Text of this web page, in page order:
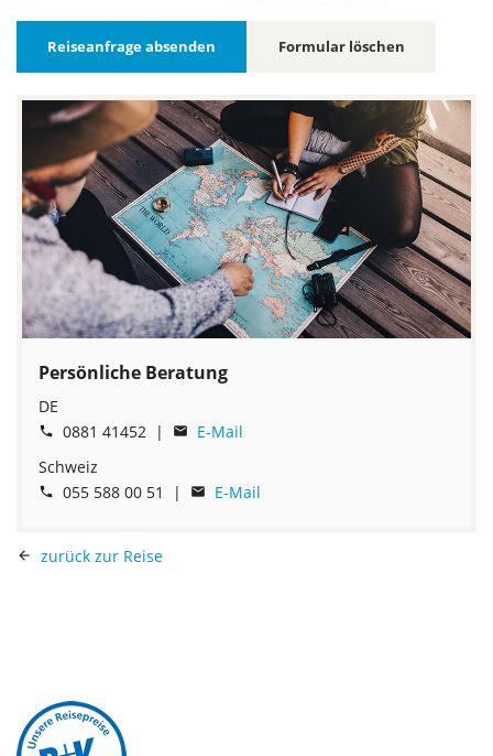
Reiseanfrage absenden Formular löschen
Persönliche Beratung
DE
 0881 41452 | 
E-Mail
Schweiz
 055 588 00 51 |  E-Mail
 zurück zur Reise